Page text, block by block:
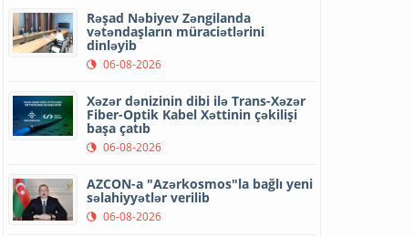
Rəşad Nəbiyev Zəngilanda
vətəndaşların müraciətlərini
dinləyib
06-08-2026
Xəzər dənizinin dibi ilə Trans-Xəzər
Fiber-Optik Kabel Xəttinin çəkilişi
başa çatıb
06-08-2026
AZCON-a "Azərkosmos"la bağlı yeni
səlahiyyətlər verilib
06-08-2026